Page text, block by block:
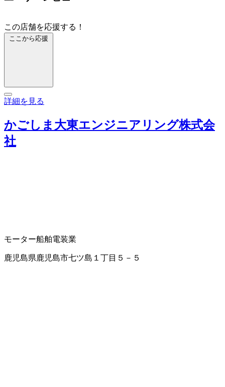
この店舗を応援する！
ここから応援
詳細を見る
かごしま大東エンジニアリング株式会
社
モーター船舶電装業
鹿児島県鹿児島市七ツ島１丁目５－５